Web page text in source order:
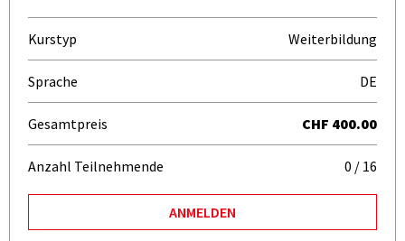
Kurstyp Weiterbildung
Sprache DE
Gesamtpreis CHF 400.00
Anzahl Teilnehmende 0 / 16
ANMELDEN